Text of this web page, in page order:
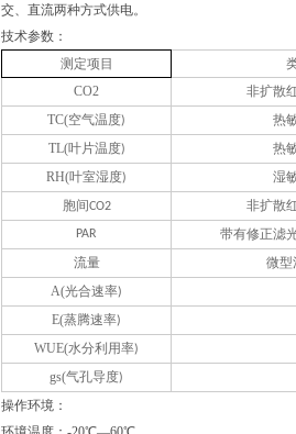
交、直流两种方式供电。
技术参数：
测定项目
CO2
非扩散
TC(空气温度) 热
TL(叶片温度) 热
RH(叶室湿度) 湿
胞间CO2 非扩散
PAR 带有修正滤
流量 微型
A(光合速率)
E(蒸腾速率)
WUE(水分利用率)
gs(气孔导度)
操作环境：